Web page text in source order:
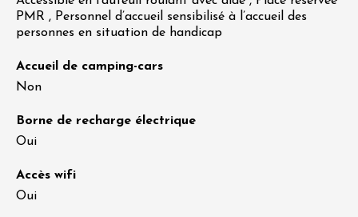
PMR , Personnel d’accueil sensibilisé à l’accueil des
personnes en situation de handicap
Accueil de camping-cars
Non
Borne de recharge électrique
Oui
Accès wifi
Oui